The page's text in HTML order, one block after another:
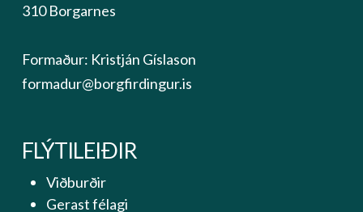
310 Borgarnes
Formaður: Kristján Gíslason
formadur@borgfirdingur.is
FLÝTILEIÐIR
Viðburðir
Gerast félagi